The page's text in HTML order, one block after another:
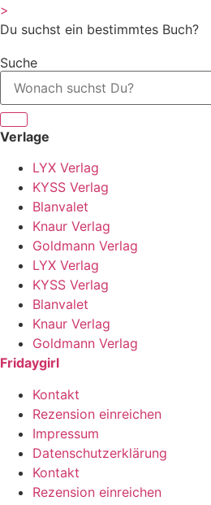
>
Du suchst ein bestimmtes Buch?
Suche
Verlage
LYX Verlag
KYSS Verlag
Blanvalet
Knaur Verlag
Goldmann Verlag
LYX Verlag
KYSS Verlag
Blanvalet
Knaur Verlag
Goldmann Verlag
Fridaygirl
Kontakt
Rezension einreichen
Impressum
Datenschutzerklärung
Kontakt
Rezension einreichen